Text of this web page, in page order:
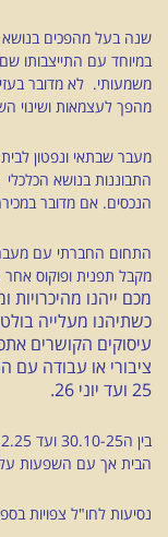
שנה בעל מהפכים בנושא
משמעותי. לא מדובר
מהפך לעצמאות ושינוי
התבוננות בנושא
הנכסים. אם מדובר
התחום החברתי עם מעבר
מקבל תפנית ופוקוס
מכם ייהנו
כשתיהנו מעלייה
עיסוקים הקושרים
ציבורי או עבודה עם
25 ועד יוני 26.
הבית אך עם השפעות
נסיעות לחו"ל צפויות בספטמבר 25 אפריל